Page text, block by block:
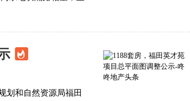
划和自然资源局福田